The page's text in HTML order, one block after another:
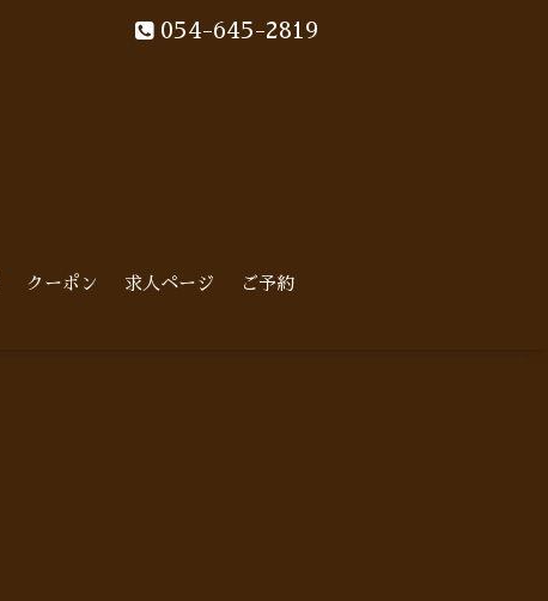
054-645-2819
クーポン 求人ページ
ご予約